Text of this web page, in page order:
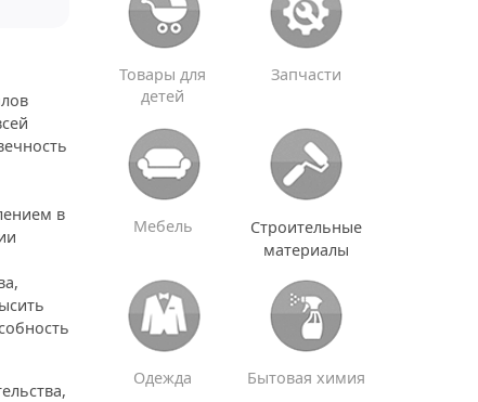
в
Товары для
детей
Запчасти
Мебель
Строительные
материалы
Одежда Бытовая химия